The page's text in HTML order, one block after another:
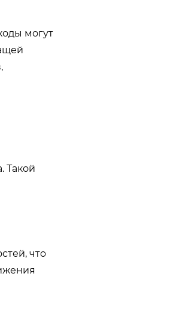
могут
Такой
что